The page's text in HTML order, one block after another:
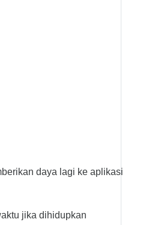
daya lagi ke aplikasi
jika dihidupkan